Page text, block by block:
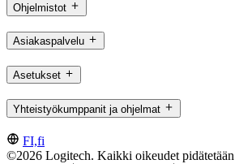
Ohjelmistot
Asiakaspalvelu
Asetukset
Yhteistyökumppanit ja ohjelmat
FI,fi
©2026 Logitech. Kaikki oikeudet pidätetään